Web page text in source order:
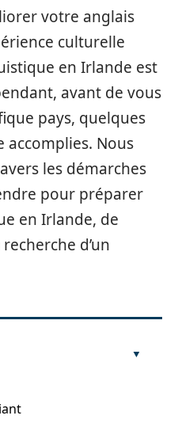
votre anglais
culturelle
en Irlande est
avant de vous
pays, quelques
Nous
les démarches
pour préparer
en Irlande, de
d’un